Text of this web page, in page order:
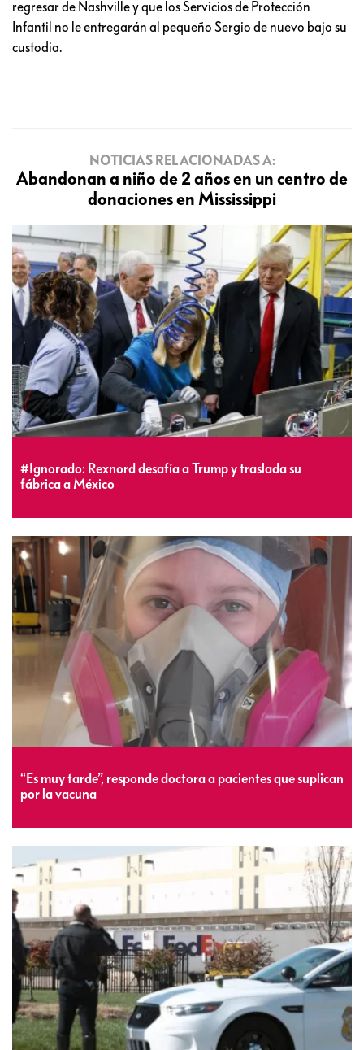
regresar de Nashville y que los Servicios de Protección
Infantil no le entregarán al pequeño Sergio de nuevo bajo su
custodia.
NOTICIAS RELACIONADAS A:
Abandonan a niño de 2 años en un centro de
donaciones en Mississippi
#Ignorado: Rexnord desafía a Trump y traslada su
fábrica a México
“Es muy tarde”, responde doctora a pacientes que suplican
por la vacuna